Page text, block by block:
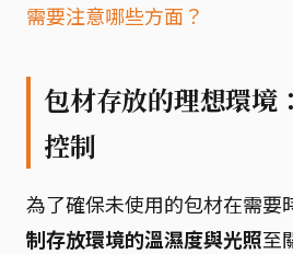
需要注意哪些方面？
包材存放的理想環境
控制
為了確保未使用的包材在需要
制存放環境的溫濕度與光照至